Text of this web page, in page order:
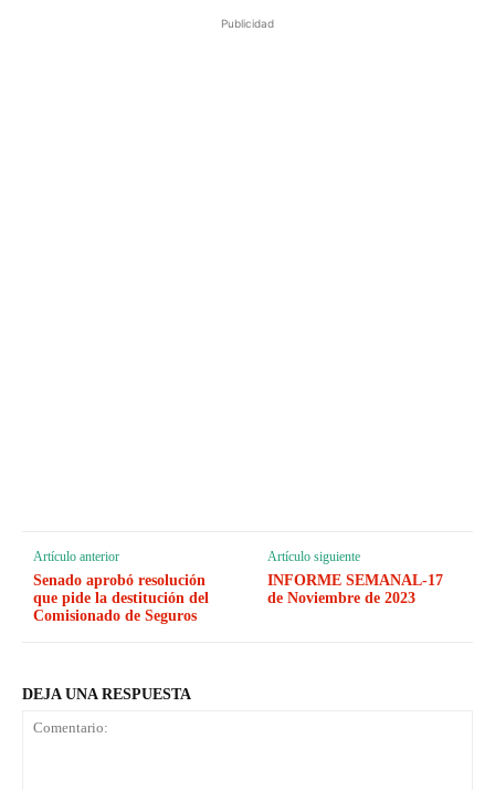
Publicidad
Artículo anterior
Senado aprobó resolución
que pide la destitución del
Comisionado de Seguros
Artículo siguiente
INFORME SEMANAL-17
de Noviembre de 2023
DEJA UNA RESPUESTA